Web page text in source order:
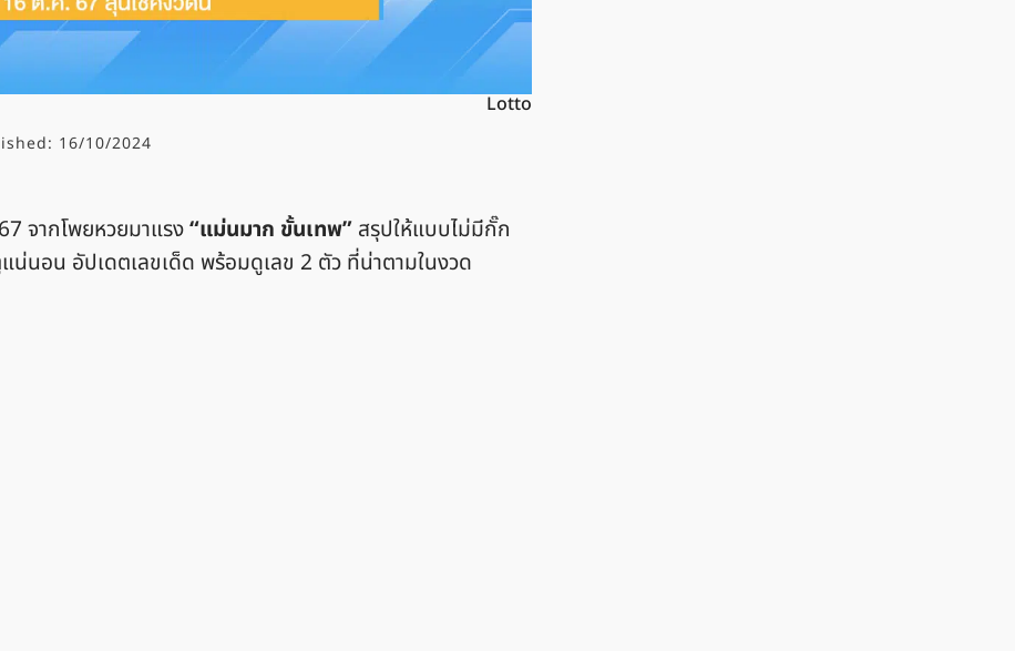
Lotto
16/10/2024
จากโพยหวยมาแรง“แม่นมาก ขั้นเทพ” สรุปให้แบบไม่มีกั๊ก
น่นอน อัปเดตเลขเด็ด พร้อมดูเลข 2 ตัว ที่น่าตามในงวด